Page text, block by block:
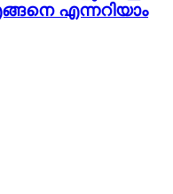
എന്നറിയാം